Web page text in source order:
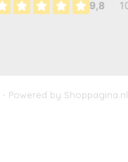
Powered by Shoppagina.nl